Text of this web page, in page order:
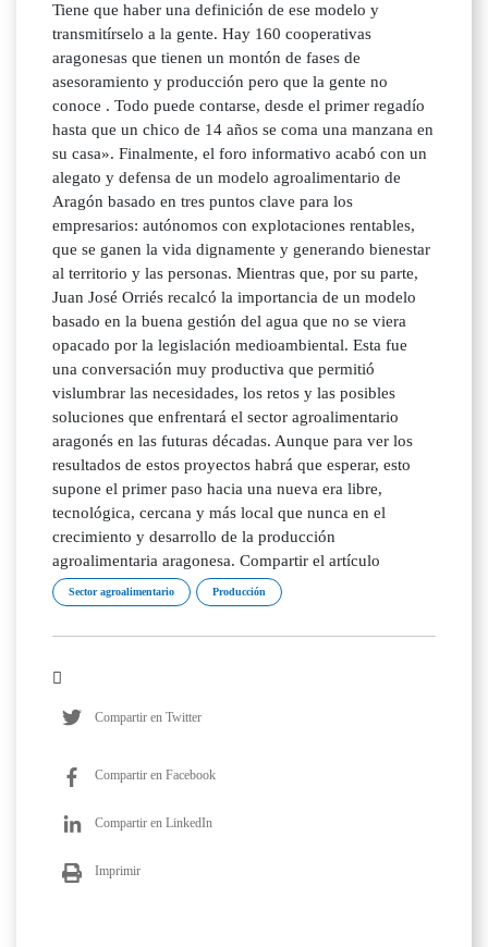
Sector agroalimentario Producción
Compartir en Twitter
Compartir en Facebook
Compartir en LinkedIn
Imprimir